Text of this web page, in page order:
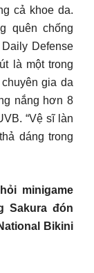
cả khoe da.
quên chống
Defense
là một trong
gia da
nắng hơn 8
“Vệ sĩ làn
dáng trong
minigame
Sakura đón
Bikini